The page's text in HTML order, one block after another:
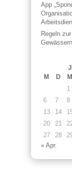
App
Regeln
Gewässern
M
D M
1
6
7 8
13
14
20
21
27
28
« Apr.